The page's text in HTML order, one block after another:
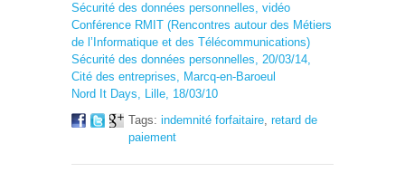
Sécurité des données personnelles, vidéo
Conférence RMIT (Rencontres autour des Métiers
de l’Informatique et des Télécommunications)
Sécurité des données personnelles, 20/03/14,
Cité des entreprises, Marcq-en-Baroeul
Nord It Days, Lille, 18/03/10
Tags: indemnité forfaitaire, retard de
paiement